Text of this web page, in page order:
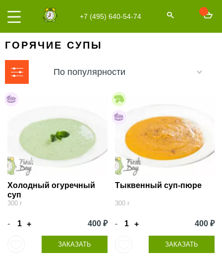
+7 (495) 640-54-74
ГОРЯЧИЕ СУПЫ
По популярности
Холодный огуречный
суп
300 г
- + 400 ₽
ЗАКАЗАТЬ
Тыквенный суп-пюре
300 г
- + 400 ₽
ЗАКАЗАТЬ